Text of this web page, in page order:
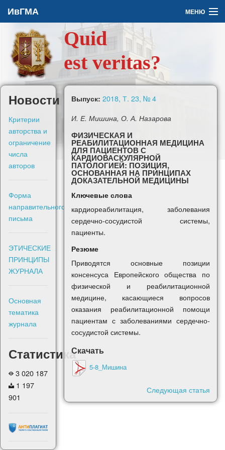
ИвГМА МЕНЮ
Архив
О журнале
Задать вопрос
Правила для авторов
Войти
Quid
est veritas?
Новости
Критерии
авторства и
ограничение
числа
авторов
Форма
направительного
письма
ЭТИЧЕСКИЕ
ПРИНЦИПЫ
ЖУРНАЛА
Основная
тематика
журнала
Статистика
3 020 187
1 197
901
Выпуск: 2018, Т. 23, № 4
И. E. Мишина, О. А. Назарова
ФИЗИЧЕСКАЯ И
РЕАБИЛИТАЦИОННАЯ МЕДИЦИНА
ДЛЯ ПАЦИЕНТОВ С
КАРДИОВАСКУЛЯРНОЙ
ПАТОЛОГИЕЙ: ПОЗИЦИЯ,
ОСНОВАННАЯ НА ПРИНЦИПАХ
ДОКАЗАТЕЛЬНОЙ МЕДИЦИНЫ
Ключевые слова
кардиореабилитация, заболевания
сердечно-сосудистой системы,
пациенты.
Резюме
Приводятся основные позиции
консенсуса Европейского общества по
физической и реабилитационной
медицине, касающиеся вопросов
оказания реабилитационной помощи
пациентам с заболеваниями сердечно-
сосудистой системы.
Скачать
5-8_Мишина
Следующая статья